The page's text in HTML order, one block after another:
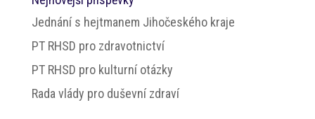
Jednání s hejtmanem Jihočeského kraje
PT RHSD pro zdravotnictví
PT RHSD pro kulturní otázky
Rada vlády pro duševní zdraví